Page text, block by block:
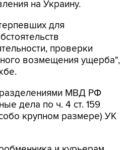
на Украину.
для
проверки
возмещения ущерба",
МВД РФ
дела по ч. 4 ст. 159
крупном размере) УК